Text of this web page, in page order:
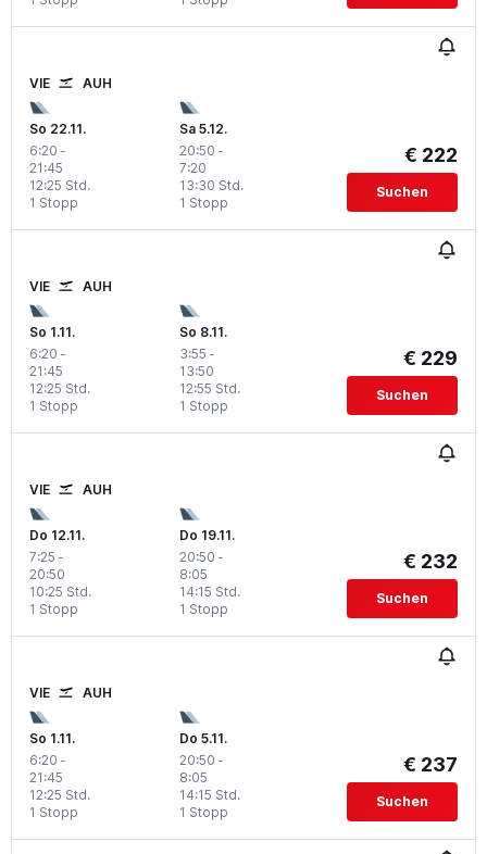
VIE AUH
So 22.11.
6:20 -
21:45
1 Stopp
12:25 Std.
Sa 5.12.
20:50 -
7:20
1 Stopp
13:30 Std.
€ 222
Suchen
VIE AUH
So 1.11.
6:20 -
21:45
1 Stopp
12:25 Std.
So 8.11.
3:55 -
13:50
1 Stopp
12:55 Std.
€ 229
Suchen
VIE AUH
Do 12.11.
7:25 -
20:50
1 Stopp
10:25 Std.
Do 19.11.
20:50 -
8:05
1 Stopp
14:15 Std.
€ 232
Suchen
VIE AUH
So 1.11.
6:20 -
21:45
1 Stopp
12:25 Std.
Do 5.11.
20:50 -
8:05
1 Stopp
14:15 Std.
€ 237
Suchen